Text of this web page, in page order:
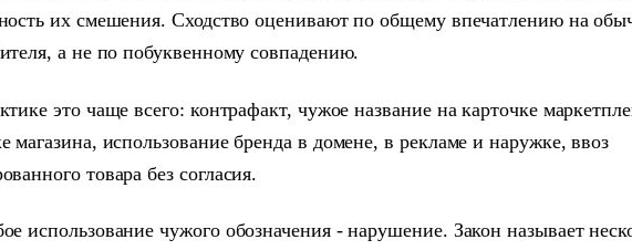
их смешения. Сходство оценивают по общему впечатлению на
а не по побуквенному совпадению.
это чаще всего: контрафакт, чужое название на карточке
магазина, использование бренда в домене, в рекламе и наружке, ввоз
товара без согласия.
использование чужого обозначения - нарушение. Закон называет